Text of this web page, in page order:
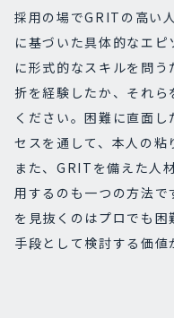
採用の場でGRITの高い
に基づいた具体的なエ
に形式的なスキルを問
折を経験したか、それ
ください。困難に直面
セスを通して、本人の粘
また、GRITを備えた人
用するのも一つの方法
を見抜くのはプロでも
手段として検討する価値